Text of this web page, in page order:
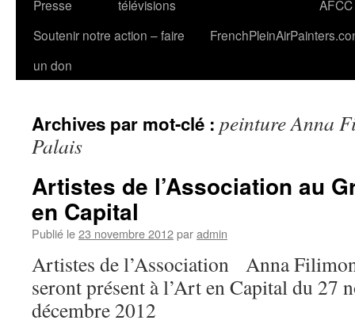
Presse
télévisions
AFCC
Soutenir notre action – faire
un don
Archives par mot-clé : peinture Anna
Palais
Artistes de l’Association au
en Capital
Publié le23 novembre 2012paradmin
Artistes de l’Association Anna
seront présent à l’Art en Capital du 27
décembre 2012